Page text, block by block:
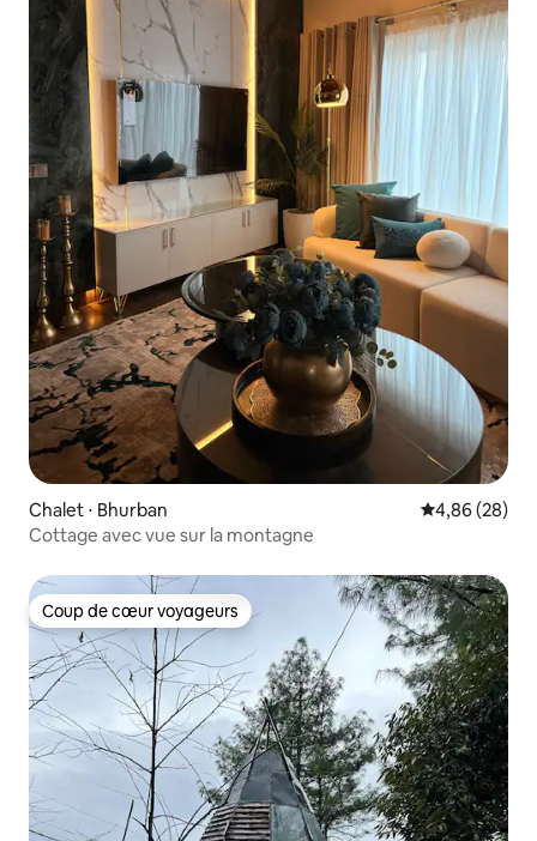
Chalet ⋅ Bhurban Évaluation
4,86 (28)
Cottage avec vue sur la montagne
Coup de cœur voyageurs
Coup de cœur voyageurs